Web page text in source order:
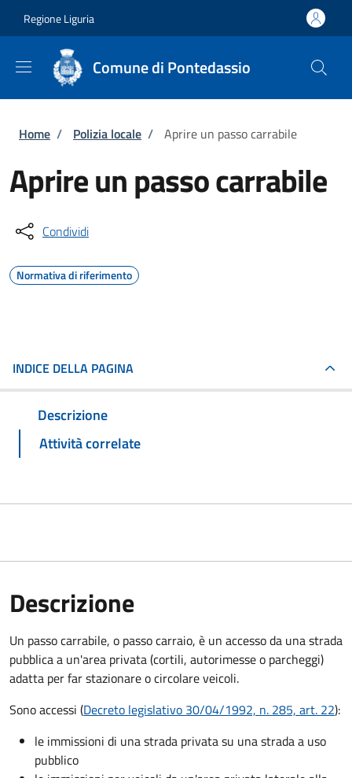
Regione Liguria
Comune di Pontedassio
Briciole di pane
Home / Polizia locale / Aprire un passo carrabile
Aprire un passo carrabile
Condividi
Normativa di riferimento
INDICE DELLA PAGINA
Descrizione
Attività correlate
Descrizione
Un passo carrabile, o passo carraio, è un accesso da una strada
pubblica a un'area privata (cortili, autorimesse o parcheggi)
adatta per far stazionare o circolare veicoli.
Sono accessi (Decreto legislativo 30/04/1992, n. 285, art. 22):
le immissioni di una strada privata su una strada a uso
pubblico